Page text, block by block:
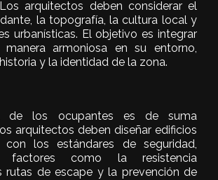
arquitectos deben considerar el
la topografía, la cultura local y
urbanísticas. El objetivo es integrar
armoniosa en su entorno,
y la identidad de la zona.
de los ocupantes es de suma
arquitectos deben diseñar edificios
los estándares de seguridad,
factores como la resistencia
rutas de escape y la prevención de